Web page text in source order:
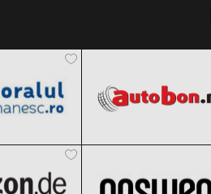
Ofertele! Clic și Vezi Ofertele!